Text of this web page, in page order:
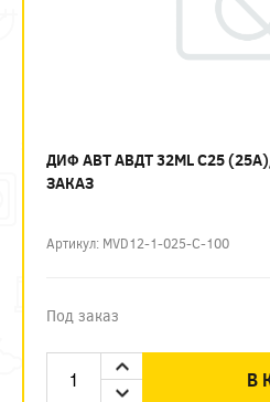
ДИФ АВТ АВДТ 32ML C25
ЗАКАЗ
Артикул: MVD12-1-025-C-100
Под заказ
В